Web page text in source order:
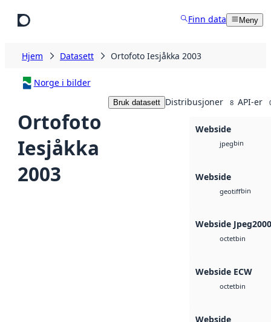
Finn data Meny
Hjem Datasett Ortofoto Iesjåkka 2003
Norge i bilder
Ortofoto
Iesjåkka
2003
Bruk datasett Distribusjoner 8 API-er
Webside
jpegbin
Webside
geotiffbin
Webside Jpeg2000
octetbin
Webside ECW
octetbin
Webside